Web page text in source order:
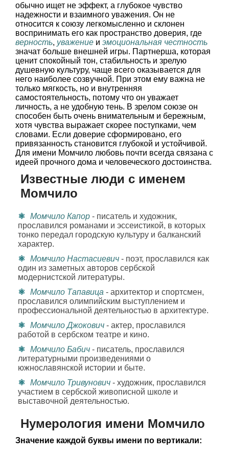
обычно ищет не эффект, а глубокое чувство
надежности и взаимного уважения. Он не
относится к союзу легкомысленно и склонен
воспринимать его как пространство доверия, где
верность, уважение и эмоциональная честность
значат больше внешней игры. Партнерша, которая
ценит спокойный тон, стабильность и зрелую
душевную культуру, чаще всего оказывается для
него наиболее созвучной. При этом ему важна не
только мягкость, но и внутренняя
самостоятельность, потому что он уважает
личность, а не удобную тень. В зрелом союзе он
способен быть очень внимательным и бережным,
хотя чувства выражает скорее поступками, чем
словами. Если доверие сформировано, его
привязанность становится глубокой и устойчивой.
Для имени Момчило любовь почти всегда связана с
идеей прочного дома и человеческого достоинства.
Известные люди с именем
Момчило
Момчило Капор - писатель и художник,
прославился романами и эссеистикой, в которых
тонко передал городскую культуру и балканский
характер.
Момчило Настасиевич - поэт, прославился как
один из заметных авторов сербской
модернистской литературы.
Момчило Тапавица - архитектор и спортсмен,
прославился олимпийским выступлением и
профессиональной деятельностью в архитектуре.
Момчило Джокович - актер, прославился
работой в сербском театре и кино.
Момчило Бабич - писатель, прославился
литературными произведениями о
южнославянской истории и быте.
Момчило Тривунович - художник, прославился
участием в сербской живописной школе и
выставочной деятельностью.
Нумерология имени Момчило
Значение каждой буквы имени по вертикали: